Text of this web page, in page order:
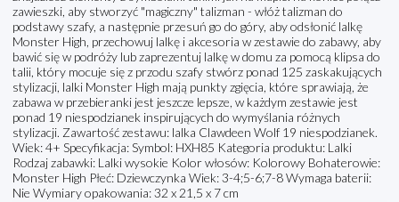
zawieszki, aby stworzyć "magiczny" talizman - włóż talizman do
podstawy szafy, a następnie przesuń go do góry, aby odsłonić lalkę
Monster High, ​przechowuj lalkę i akcesoria w zestawie do zabawy, aby
bawić się w podróży lub zaprezentuj lalkę w domu za pomocą klipsa do
talii, który mocuje się z przodu szafy stwórz ponad 125 zaskakujących
stylizacji, lalki Monster High mają punkty zgięcia, które sprawiają, że
zabawa w przebieranki jest jeszcze lepsze, w każdym zestawie jest
ponad 19 niespodzianek inspirujących do wymyślania różnych
stylizacji. Zawartość zestawu: lalka Clawdeen Wolf 19 niespodzianek.
Wiek: 4+ Specyfikacja: Symbol: HXH85 Kategoria produktu: Lalki
Rodzaj zabawki: Lalki wysokie Kolor włosów: Kolorowy Bohaterowie:
Monster High Płeć: Dziewczynka Wiek: 3-4;5-6;7-8 Wymaga baterii:
Nie Wymiary opakowania: 32 x 21,5 x 7 cm